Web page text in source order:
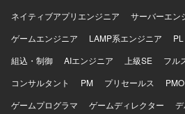
ネイティブアプリエンジニア
サーバーエン
ゲームエンジニア
LAMP系エンジニア PL
組込・制御
AIエンジニア 上級SE
フル
コンサルタント
PM プリセールス PMO
ゲームプログラマ
ゲームディレクター